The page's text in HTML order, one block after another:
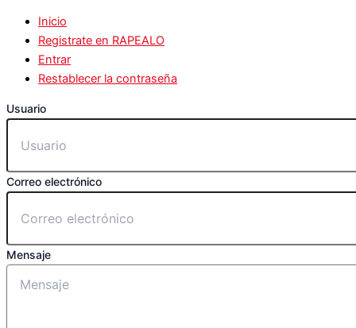
Inicio
Registrate en RAPEALO
Entrar
Restablecer la contraseña
Usuario
Correo electrónico
Mensaje